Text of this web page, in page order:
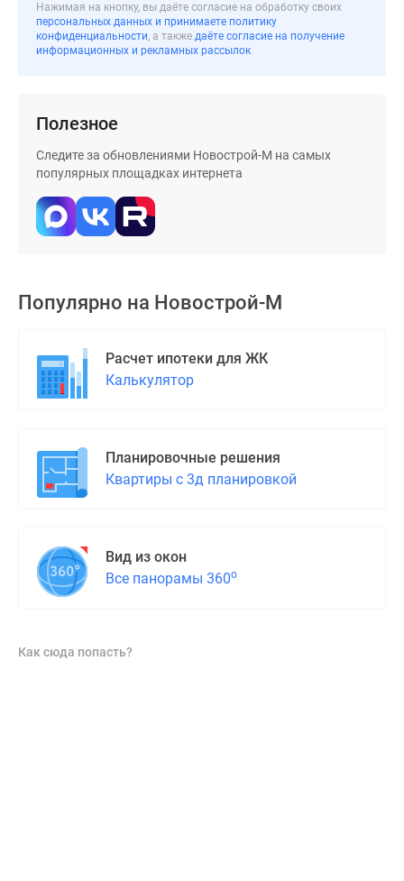
Нажимая на кнопку, вы даёте согласие на обработку своих
персональных данных и принимаете политику
конфиденциальности, а также даёте согласие на получение
информационных и рекламных рассылок
Полезное
Следите за обновлениями Новострой-М на самых
популярных площадках интернета
Популярно на Новострой-М
Расчет ипотеки для ЖК
Калькулятор
Планировочные решения
Квартиры с 3д планировкой
Вид из окон
Все панорамы 360о
Как сюда попасть?